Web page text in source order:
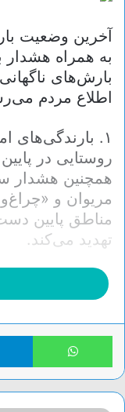
آخرین وضعیت
به همراه هشدار
بارش‌های
اطلاع مردم
۱. بارندگی‌های
روستایی در
همچنین هشدار
مریوان و
مناطق پایین
تهدید می‌کند.
۲. بر اساس
غرب کشور در
در حوادث جوی
۳. بر اساس
واتس آپ